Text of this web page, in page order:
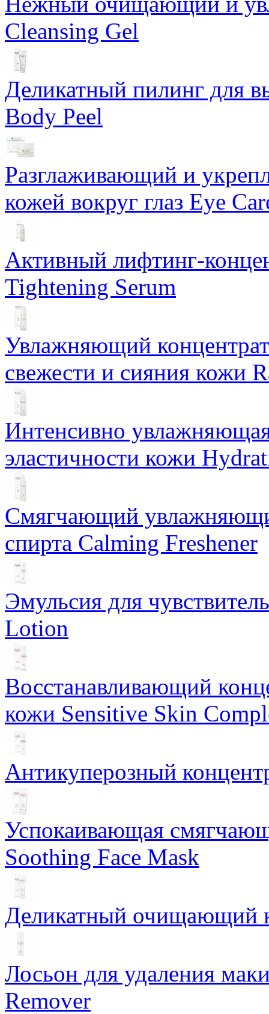
Cleansing Gel
Деликатный пилинг для
Body Peel
Разглаживающий и
кожей вокруг глаз Eye
Активный лифтинг-
Tightening Serum
Увлажняющий
свежести и сияния кожи
Интенсивно
эластичности кожи
Смягчающий
спирта Calming Freshener
Эмульсия для
Lotion
Восстанавливающий
кожи Sensitive Skin
Антикуперозный
Успокаивающая
Soothing Face Mask
Деликатный очищающий
Лосьон для удаления
Remover